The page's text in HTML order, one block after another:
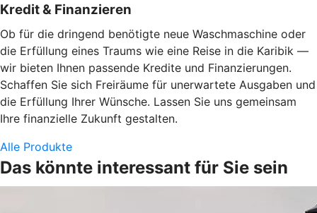
Kredit & Finanzieren
Ob für die dringend benötigte neue Waschmaschine oder
die Erfüllung eines Traums wie eine Reise in die Karibik —
wir bieten Ihnen passende Kredite und Finanzierungen.
Schaffen Sie sich Freiräume für unerwartete Ausgaben und
die Erfüllung Ihrer Wünsche. Lassen Sie uns gemeinsam
Ihre finanzielle Zukunft gestalten.
Alle Produkte
Das könnte interessant für Sie sein